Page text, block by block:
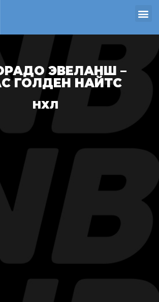
ЭВЕЛАНШ –
ГОЛДЕН НАЙТС
НХЛ